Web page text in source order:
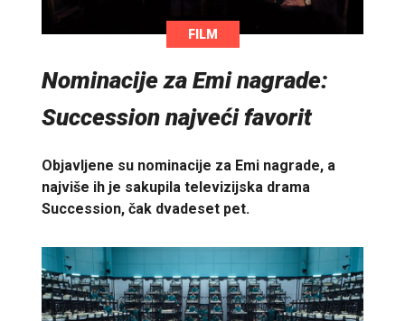
FILM
Nominacije za Emi nagrade:
Succession najveći favorit
Objavljene su nominacije za Emi nagrade, a
najviše ih je sakupila televizijska drama
Succession, čak dvadeset pet.